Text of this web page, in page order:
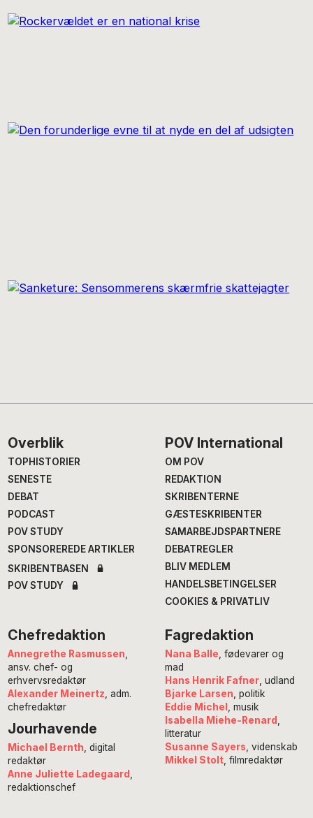
Footer
Overblik
TOPHISTORIER
SENESTE
DEBAT
PODCAST
POV STUDY
SPONSOREREDE ARTIKLER
SKRIBENTBASEN
POV STUDY
POV International
OM POV
REDAKTION
SKRIBENTERNE
GÆSTESKRIBENTER
SAMARBEJDSPARTNERE
DEBATREGLER
BLIV MEDLEM
HANDELSBETINGELSER
COOKIES & PRIVATLIV
Chefredaktion
Annegrethe Rasmussen
ansv. chef- og
erhvervsredaktør
Alexander Meinertz , adm.
chefredaktør
Jourhavende
Michael Bernth , digital
redaktør
Anne Juliette Ladegaard
redaktionschef
Fagredaktion
Nana Balle , fødevarer og
mad
Hans Henrik Fafner, udland
Bjarke Larsen , politik
Eddie Michel
, musik
Isabella Miehe-Renard
litteratur
Susanne Sayers , videnskab
Mikkel Stolt, filmredaktør